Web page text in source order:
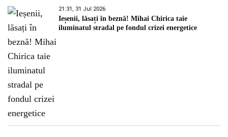
21:31, 31 Jul 2026
Ieșenii, lăsați în beznă! Mihai Chirica taie
iluminatul stradal pe fondul crizei energetice